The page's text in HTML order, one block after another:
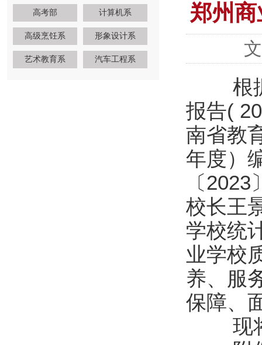
高考部 计算机系
高级烹饪系 形象设计系
艺术教育系 汽车工程系
郑州
根据
报告(
南省教
年度）
〔
校长王
学校统
业学校
养、服
保障、
现